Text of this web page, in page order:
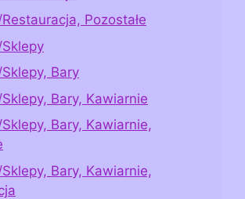
Pozostałe
Bary
Bary, Kawiarnie
Bary, Kawiarnie,
Bary, Kawiarnie,